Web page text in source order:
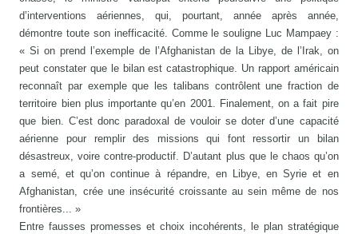
d’interventions aériennes, qui, pourtant, année après année,
démontre toute son inefficacité. Comme le souligne Luc Mampaey :
« Si on prend l’exemple de l’Afghanistan de la Libye, de l’Irak, on
peut constater que le bilan est catastrophique. Un rapport américain
reconnaît par exemple que les talibans contrôlent une fraction de
territoire bien plus importante qu’en 2001. Finalement, on a fait pire
que bien. C’est donc paradoxal de vouloir se doter d’une capacité
aérienne pour remplir des missions qui font ressortir un bilan
désastreux, voire contre-productif. D’autant plus que le chaos qu’on
a semé, et qu’on continue à répandre, en Libye, en Syrie et en
Afghanistan, crée une insécurité croissante au sein même de nos
frontières... »
Entre fausses promesses et choix incohérents, le plan stratégique